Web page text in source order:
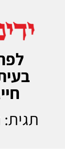
חייגו
תגית: